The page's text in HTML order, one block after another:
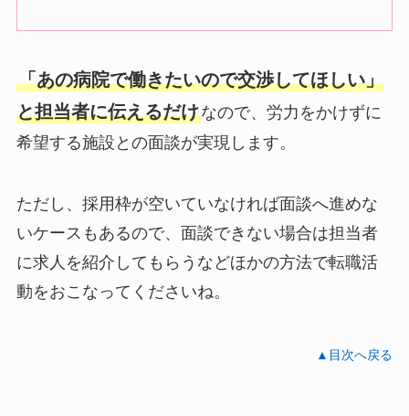
「あの病院で働きたいので交渉してほしい」
と担当者に伝えるだけなので、労力をかけずに
希望する施設との面談が実現します。
ただし、採用枠が空いていなければ面談へ進めな
いケースもあるので、面談できない場合は担当者
に求人を紹介してもらうなどほかの方法で転職活
動をおこなってくださいね。
▲目次へ戻る